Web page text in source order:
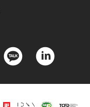
카
오
크
드